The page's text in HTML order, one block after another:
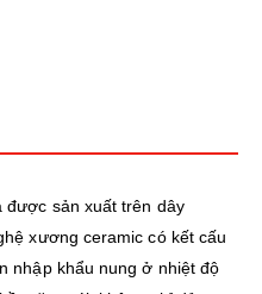
được sản xuất trên dây
xương ceramic có kết cấu
nhập khẩu nung ở nhiệt độ